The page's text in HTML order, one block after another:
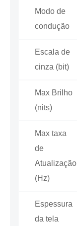
Modo de
condução
Escala de
cinza (bit)
Max Brilho
(nits)
Max taxa
de
Atualização
(Hz)
Espessura
da tela